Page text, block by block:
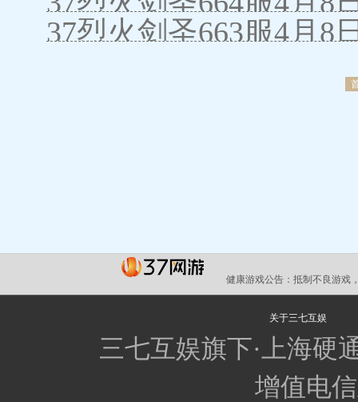
37烈火剑圣663服4月8
健康游戏公告： 抵制不良游戏
关于三七互娱
三七互娱旗下·上海硬
增值电